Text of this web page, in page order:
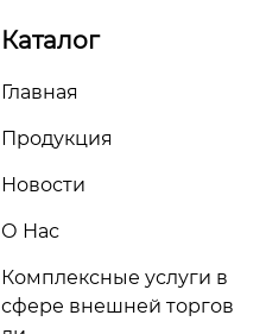
Каталог
Главная
Продукция
Новости
О Нас
Комплексные услуги в
сфере внешней торгов